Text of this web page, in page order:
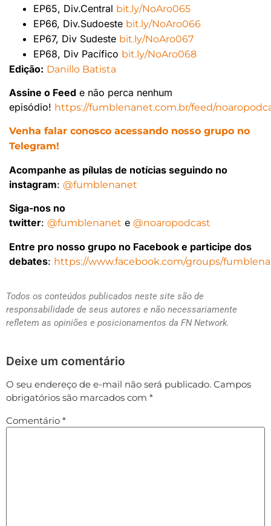
EP65, Div.Central bit.ly/NoAro065
EP66, Div.Sudoeste bit.ly/NoAro066
EP67, Div Sudeste bit.ly/NoAro067
EP68, Div Pacífico bit.ly/NoAro068
Edição: Danillo Batista
Assine o Feed e não perca nenhum
episódio! https://fumblenanet.com.br/feed/
Venha falar conosco acessando nosso grupo no
Telegram!
Acompanhe as pílulas de notícias seguindo no
instagram: @fumblenanet
Siga-nos no
twitter: @fumblenanet e @noaropodcast
Entre pro nosso grupo no Facebook e participe dos
debates: https://www.facebook.com/groups/
Todos os conteúdos publicados neste site são de
responsabilidade de seus autores e não necessariamente
refletem as opiniões e posicionamentos da FN Network.
Deixe um comentário
O seu endereço de e-mail não será publicado. Campos
obrigatórios são marcados com *
Comentário *